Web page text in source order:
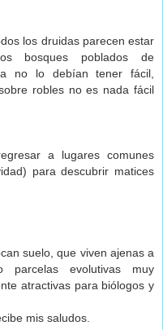
los druidas parecen estar
bosques poblados de
no lo debían tener fácil,
robles no es nada fácil
a lugares comunes
para descubrir matices
suelo, que viven ajenas a
parcelas evolutivas muy
atractivas para biólogos y
mis saludos.